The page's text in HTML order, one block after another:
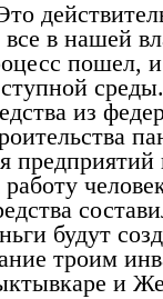
все в нашей
пошел,
из
работу
будут
троим
и